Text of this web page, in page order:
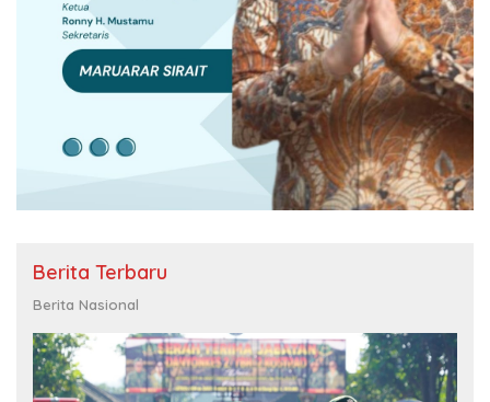
Berita Terbaru
Berita Nasional